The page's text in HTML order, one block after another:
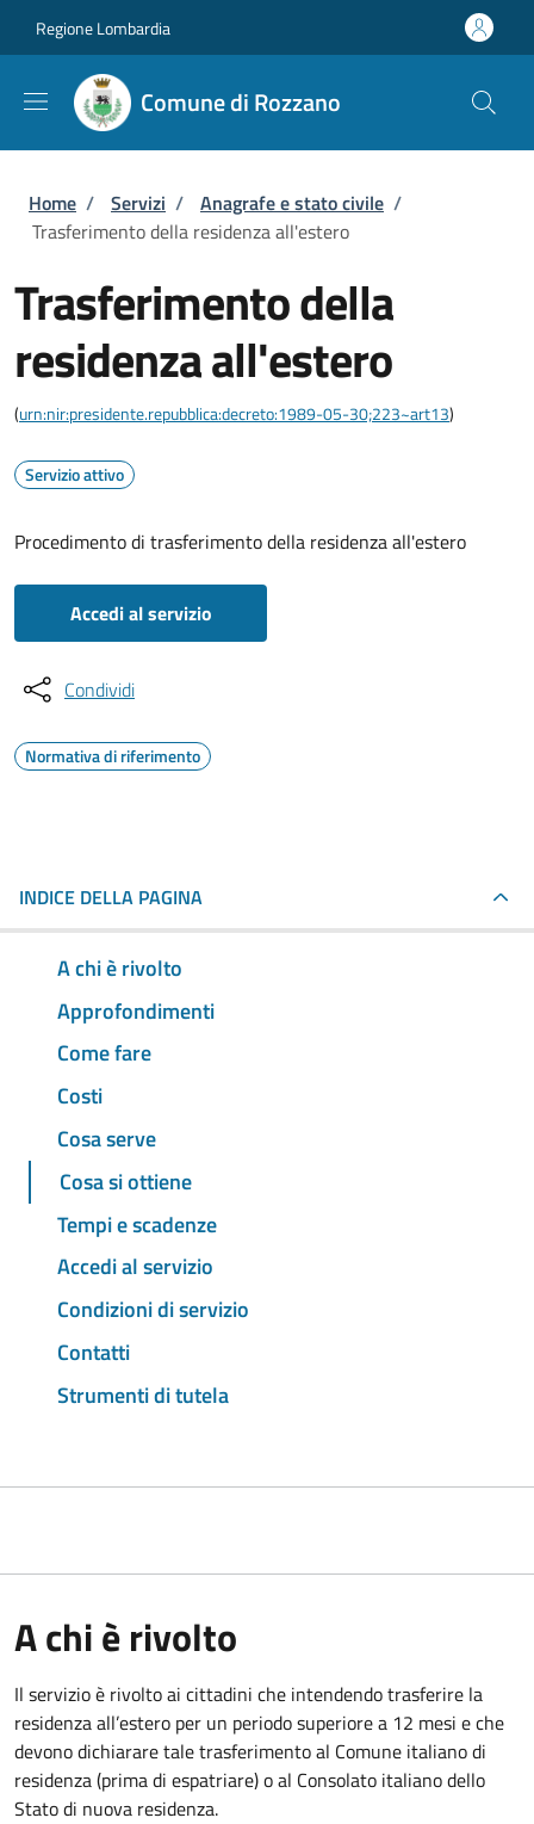
Regione Lombardia
Comune di Rozzano
Briciole di pane
Home / Servizi / Anagrafe e stato civile /
Trasferimento della residenza all'estero
Trasferimento della
residenza all'estero
(urn:nir:presidente.repubblica:decreto:1989-05-30;223~art13)
Servizio attivo
Procedimento di trasferimento della residenza all'estero
Accedi al servizio
Condividi
Normativa di riferimento
INDICE DELLA PAGINA
A chi è rivolto
Approfondimenti
Come fare
Costi
Cosa serve
Cosa si ottiene
Tempi e scadenze
Accedi al servizio
Condizioni di servizio
Contatti
Strumenti di tutela
A chi è rivolto
Il servizio è rivolto ai cittadini che intendendo trasferire la
residenza all’estero per un periodo superiore a 12 mesi e che
devono dichiarare tale trasferimento al Comune italiano di
residenza (prima di espatriare) o al Consolato italiano dello
Stato di nuova residenza.